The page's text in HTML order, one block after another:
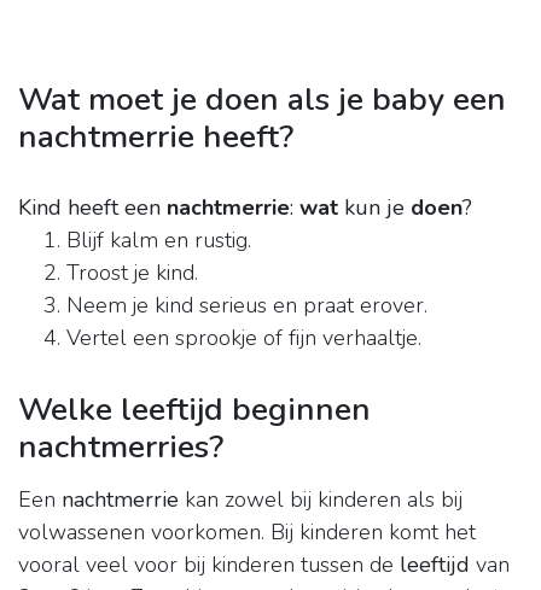
Wat moet je doen als je baby een
nachtmerrie heeft?
Kind heeft een nachtmerrie: wat kun je doen?
Blijf kalm en rustig.
Troost je kind.
Neem je kind serieus en praat erover.
Vertel een sprookje of fijn verhaaltje.
Welke leeftijd beginnen
nachtmerries?
Een nachtmerrie kan zowel bij kinderen als bij
volwassenen voorkomen. Bij kinderen komt het
vooral veel voor bij kinderen tussen de leeftijd van